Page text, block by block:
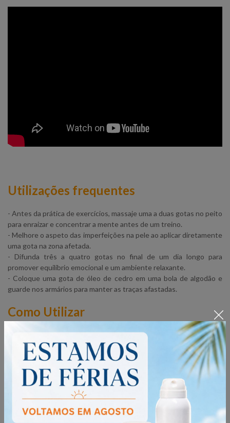
Utilizações frequentes
- Antes da prática de exercícios, massaje uma a duas gotas no peito
para enraizar e concentrar a mente antes de um treino.
- Melhore o aspeto das imperfeições na pele ao aplicar diretamente
uma gota na zona afetada.
- Difunda três a quatro gotas no final de um dia longo para
promover equilíbrio emocional e um ambiente relaxante.
- Coloque uma gota de óleo de cedro em uma bola de algodão e
guarde nos armários para manter as traças afastadas.
Como Utilizar
Uso aromático:
- Utilize três a quatro gotas nodifusorda sua preferência.
Uso tópico:
- Aplique uma ou duas gotas na área desejada. Dilua em óleo de
coco fraccionado dōTERRA (ou outro óleo base) para minimizar
qualquer sensibilidade da pele.